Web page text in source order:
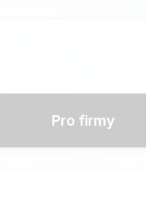
Pro firmy